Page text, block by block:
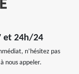
et 24h/24
n’hésitez pas
nous appeler.